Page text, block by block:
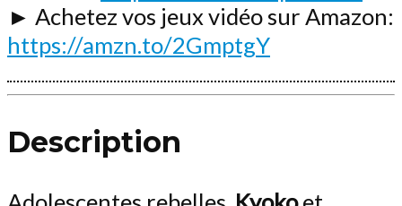
► Achetez vos jeux vidéo sur Amazon:
https://amzn.to/2GmptgY
Description